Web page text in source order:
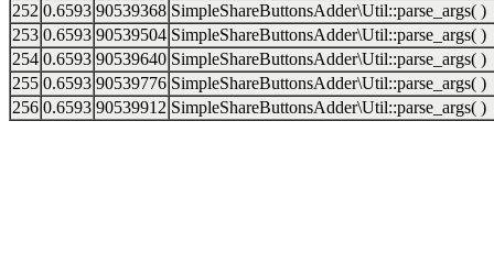
252 0.6593 90539368 SimpleShareButtonsAdder\Util::parse_args( )
253 0.6593 90539504 SimpleShareButtonsAdder\Util::parse_args( )
254 0.6593 90539640 SimpleShareButtonsAdder\Util::parse_args( )
255 0.6593 90539776 SimpleShareButtonsAdder\Util::parse_args( )
256 0.6593 90539912 SimpleShareButtonsAdder\Util::parse_args( )